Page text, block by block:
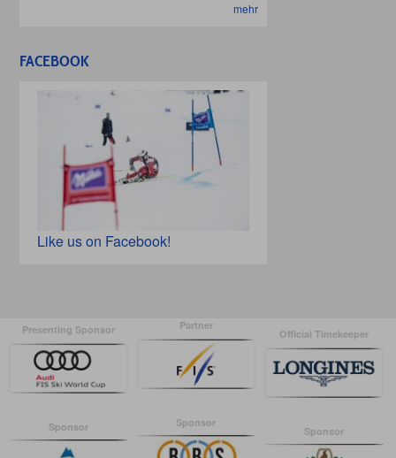
mehr
FACEBOOK
Like us on Facebook!
Presenting Sponsor Partner
Official Timekeeper
Sponsor Sponsor
Sponsor